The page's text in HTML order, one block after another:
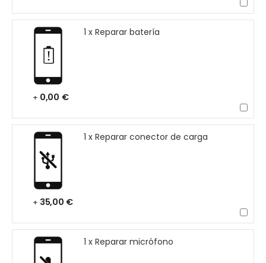
1 x Reparar batería
+ 0,00 €
1 x Reparar conector de carga
+ 35,00 €
1 x Reparar micrófono